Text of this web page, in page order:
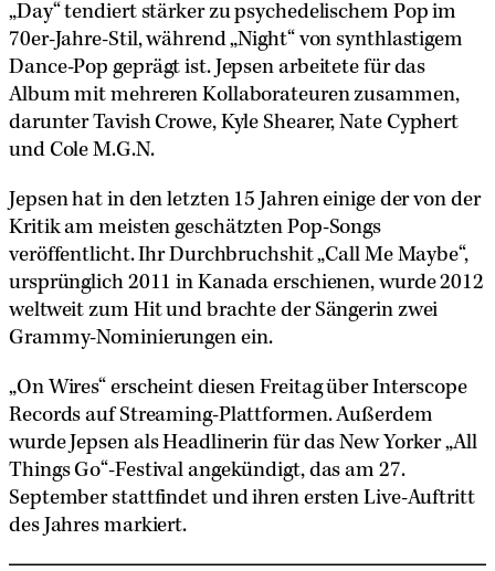
„Day“ tendiert stärker zu psychedelischem Pop im
70er-Jahre-Stil, während „Night“ von synthlastigem
Dance-Pop geprägt ist. Jepsen arbeitete für das
Album mit mehreren Kollaborateuren zusammen,
darunter Tavish Crowe, Kyle Shearer, Nate Cyphert
und Cole M.G.N.
Jepsen hat in den letzten 15 Jahren einige der von der
Kritik am meisten geschätzten Pop-Songs
veröffentlicht. Ihr Durchbruchshit „Call Me Maybe“,
ursprünglich 2011 in Kanada erschienen, wurde 2012
weltweit zum Hit und brachte der Sängerin zwei
Grammy-Nominierungen ein.
„On Wires“ erscheint diesen Freitag über Interscope
Records auf Streaming-Plattformen. Außerdem
wurde Jepsen als Headlinerin für das New Yorker „All
Things Go“-Festival angekündigt, das am 27.
September stattfindet und ihren ersten Live-Auftritt
des Jahres markiert.